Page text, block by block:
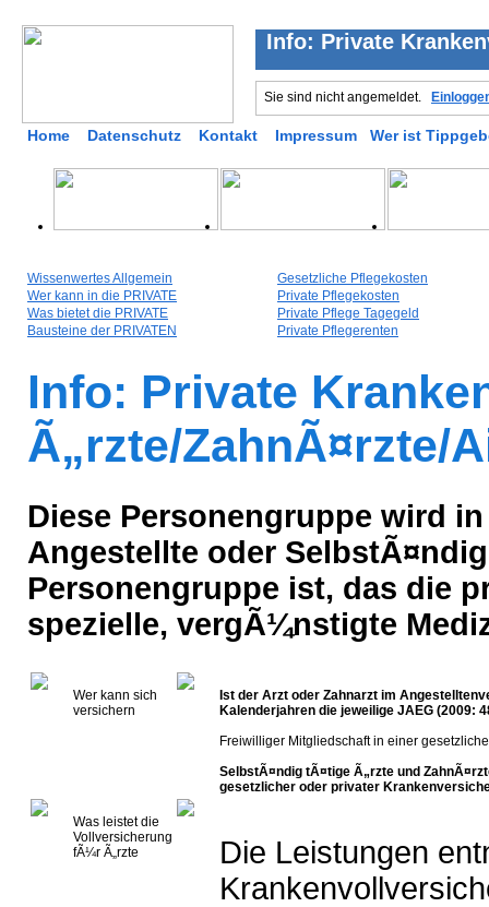
Info: Private
Sie sind nicht angemeldet.
Home Datenschutz Kontakt Impressum Wer ist
Wissenwertes Allgemein
Wer kann in die PRIVATE
Was bietet die PRIVATE
Bausteine der PRIVATEN
Gesetzliche Pflegekosten
Private Pflegekosten
Private Pflege Tagegeld
Private Pflegerenten
Info: Private
Ã„rzte/ZahnÃ¤rzte/
Diese Personengruppe wird
Angestellte oder
Personengruppe ist, das die
spezielle, vergÃ¼nstigte
Wer kann sich
versichern
Ist der Arzt oder Zahnarzt im
Kalenderjahren die jeweilige JAEG (2009:
Freiwilliger Mitgliedschaft in einer
SelbstÃ¤ndig tÃ¤tige Ã„rzte und
gesetzlicher oder privater
Was leistet die
Vollversicherung
fÃ¼r Ã„rzte
Die Leistungen